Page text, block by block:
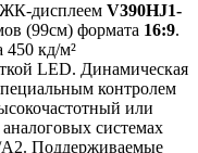
дисплеем V390HJ1-
(99см) формата 16:9.
450 кд/м²
LED. Динамическая
контролем
или
системах
Поддерживаемые